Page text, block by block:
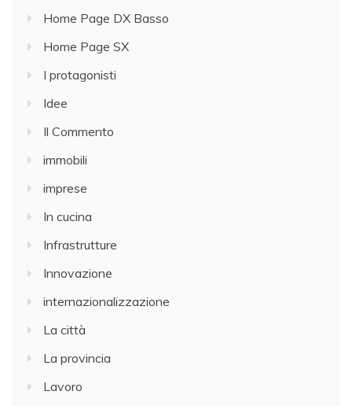
Home Page DX Basso
Home Page SX
I protagonisti
Idee
Il Commento
immobili
imprese
In cucina
Infrastrutture
Innovazione
internazionalizzazione
La città
La provincia
Lavoro